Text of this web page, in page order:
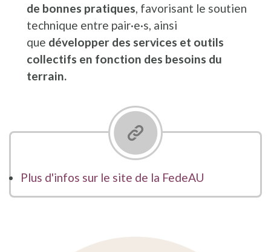
de bonnes pratiques , favorisant le soutien
technique entre pair·e·s, ainsi
que développer des services et outils
collectifs en fonction des besoins du
terrain.
Plus d'infos sur le site de la FedeAU